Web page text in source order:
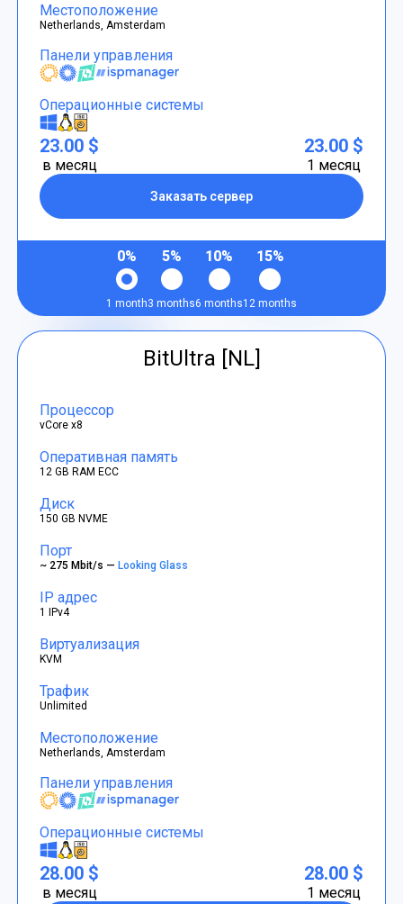
Местоположение
Netherlands, Amsterdam
Панели управления
Операционные системы
23.00 $
в месяц
Заказать сервер
23.00 $
1 месяц
0%
1 month
5%
3 months
10%
6 months
15%
12 months
BitUltra [NL]
Процессор
vCore x8
Оперативная память
12 GB RAM ECC
Диск
150 GB NVME
Порт
~ 275 Mbit/s —Looking Glass
IP адрес
1 IPv4
Виртуализация
KVM
Трафик
Unlimited
Местоположение
Netherlands, Amsterdam
Панели управления
Операционные системы
28.00 $
в месяц
28.00 $
1 месяц